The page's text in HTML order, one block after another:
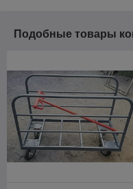
Подобные товары